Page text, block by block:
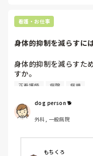
看護・お仕事
身体的抑制を減らすに
身体的抑制を減らすた
すか。
認知症の患者さんが多
正看護師 病院 病棟
dog person 🐕
外科, 一般病院
もちくろ